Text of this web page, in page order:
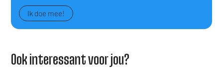
Ik doe mee!
Ook interessant voor jou?